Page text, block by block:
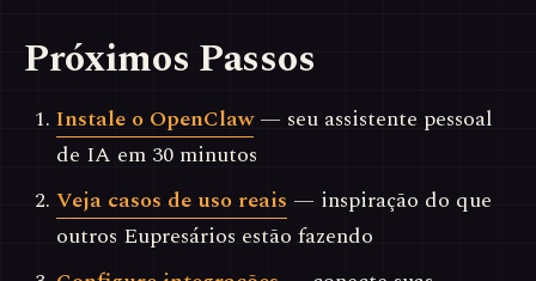
Próximos Passos
Instale o OpenClaw— seu assistente pessoal
de IA em 30 minutos
Veja casos de uso reais — inspiração do que
outros Eupresários estão fazendo